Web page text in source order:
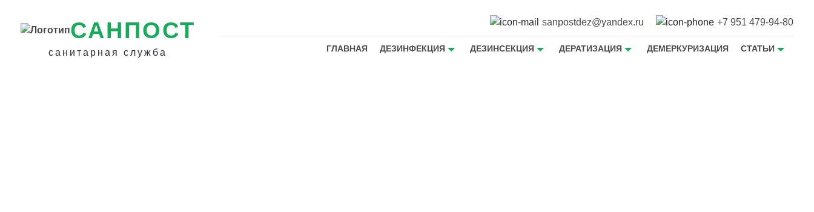
САНПОСТ
санитарная служба
sanpostdez@yandex.ru +7 951 479-94-80
ГЛАВНАЯ ДЕЗИНФЕКЦИЯ ДЕЗИНСЕКЦИЯ ДЕРАТИЗАЦИЯ ДЕМЕРКУРИЗАЦИЯ СТАТЬИ